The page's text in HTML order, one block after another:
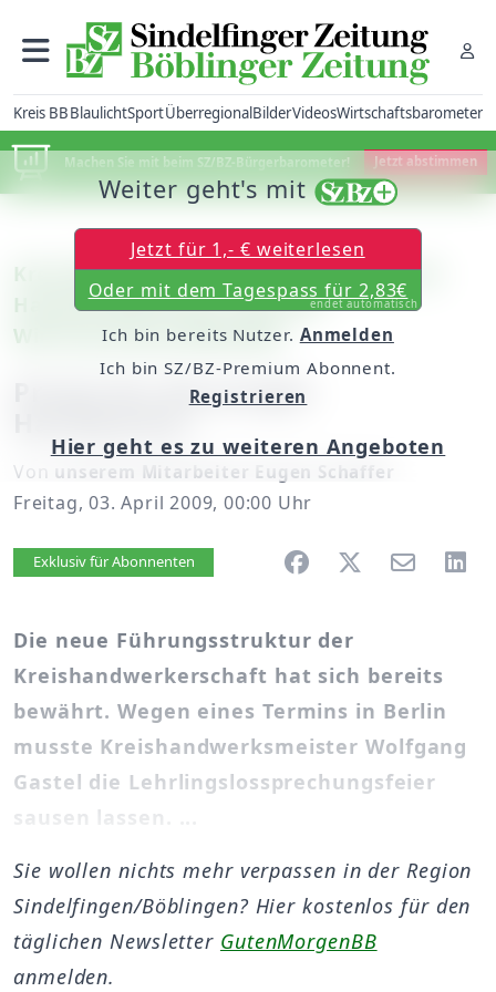
Kreis BBBlaulichtSportÜberregionalBilderVideosWirtschaftsbarometer
Machen Sie mit beim SZ/BZ-Bürgerbarometer! Jetzt abstimmen
Kreis Böblingen: Lossprechungsfeier der
Handwerkskammer nach der
Winterprüfung 2008/2009
Preise für die jungen
Von unserem Mitarbeiter Eugen Schaffer
Freitag, 03. April 2009, 00:00 Uhr
Artikel vorlesen
Exklusiv für Abonnenten
Die neue Führungsstruktur der
Kreishandwerkerschaft hat sich bereits
bewährt. Wegen eines Termins in Berlin
musste Kreishandwerksmeister Wolfgang
Gastel die Lehrlingslossprechungsfeier
sausen lassen. ...
Weiter geht's mit
Jetzt für 1,- € weiterlesen
Oder mit dem Tagespass für 2,83€
endet automatisch
Ich bin bereits Nutzer. Anmelden
Ich bin SZ/BZ-Premium Abonnent.
Registrieren
Hier geht es zu weiteren Angeboten
Sie wollen nichts mehr verpassen in der Region
Sindelfingen/Böblingen? Hier kostenlos für den
täglichen Newsletter GutenMorgenBB
anmelden.